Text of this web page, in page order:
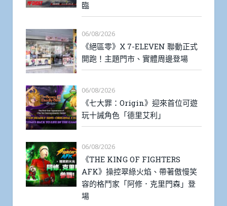
臨
06/08/2026
《絕區零》X 7-ELEVEN 聯動正式
開跑！主題門市、實體周邊登場
06/08/2026
《七大罪：Origin》迎來首位可遊
玩十誡角色「德里艾利」
06/08/2026
《THE KING OF FIGHTERS
AFK》操控翠綠火焰、帶著傲慢笑
容的格鬥家「阿修．克里門森」登
場